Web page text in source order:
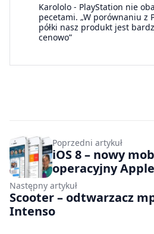
Karololo - PlayStation nie
pecetami. „W porównaniu z
półki nasz produkt jest
cenowo”
Poprzedni artykuł
iOS 8 – nowy
operacyjny Apple
Następny artykuł
Scooter – odtwarzacz
Intenso